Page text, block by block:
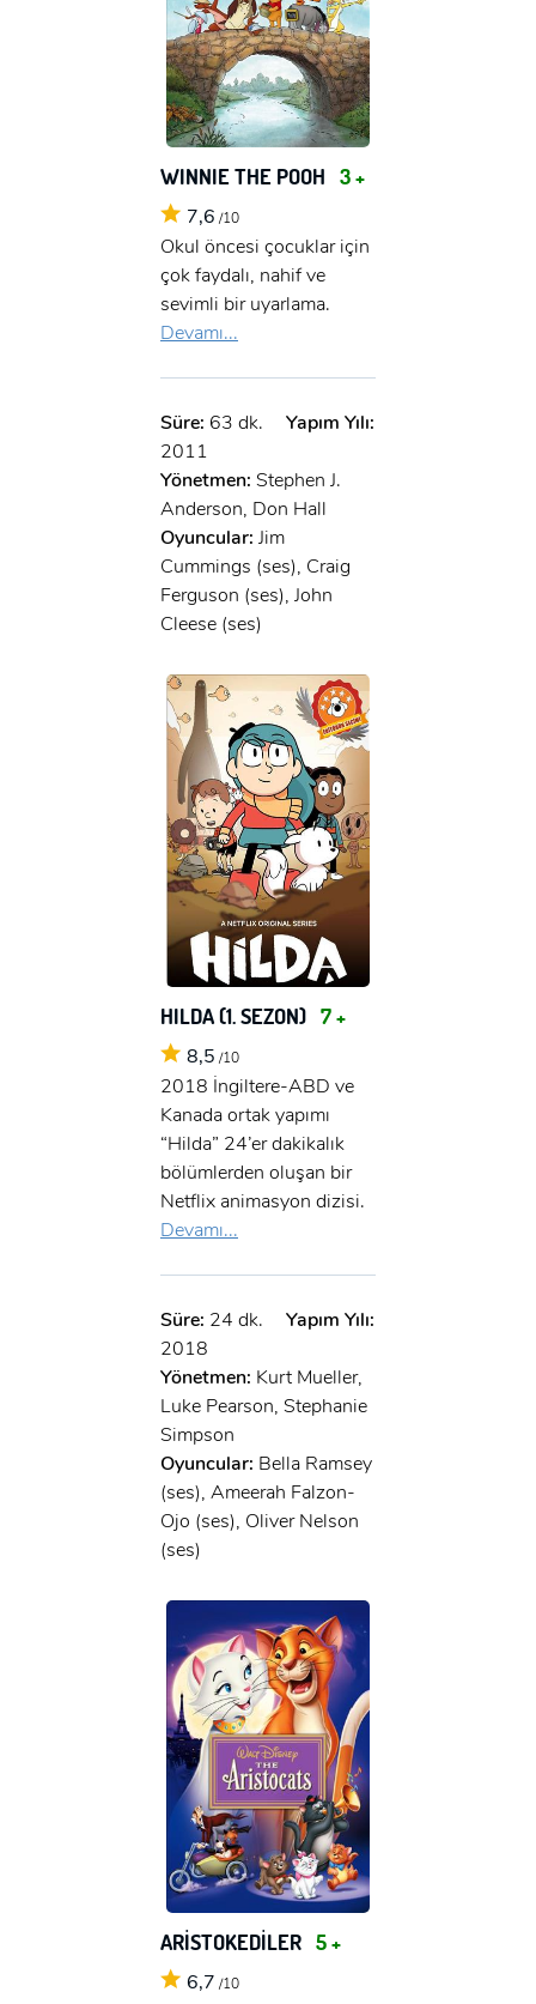
WINNIE THE POOH 3 +
7,6 /10
Okul öncesi çocuklar için
çok faydalı, nahif ve
sevimli bir uyarlama.
Devamı...
Süre: 63 dk.
Yapım Yılı:
2011
Yönetmen: Stephen J.
Anderson, Don Hall
Oyuncular: Jim
Cummings (ses), Craig
Ferguson (ses), John
Cleese (ses)
HILDA (1. SEZON) 7 +
8,5 /10
2018 İngiltere-ABD ve
Kanada ortak yapımı
“Hilda” 24’er dakikalık
bölümlerden oluşan bir
Netflix animasyon dizisi.
Devamı...
Süre: 24 dk.
Yapım Yılı:
2018
Yönetmen: Kurt Mueller,
Luke Pearson, Stephanie
Simpson
Oyuncular: Bella Ramsey
(ses), Ameerah Falzon-
Ojo (ses), Oliver Nelson
(ses)
ARİSTOKEDİLER 5 +
6,7 /10